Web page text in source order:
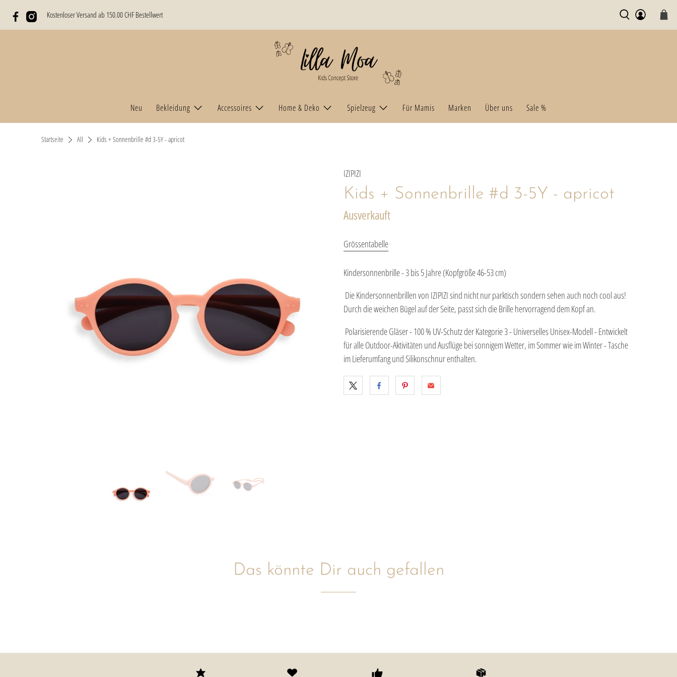
Kostenloser Versand ab 150.00 CHF Bestellwert
Neu Bekleidung Accessoires Home & Deko Spielzeug Für Mamis Marken Über uns Sale %
Startseite All Kids + Sonnenbrille #d 3-5Y - apricot
IZIPIZI
Kids + Sonnenbrille #d 3-5Y - apricot
Ausverkauft
Grössentabelle
Kindersonnenbrille - 3 bis 5 Jahre (Kopfgröße 46-53 cm)
Die Kindersonnenbrillen von IZIPIZI sind nicht nur parktisch sondern sehen auch noch cool aus!
Durch die weichen Bügel auf der Seite, passt sich die Brille hervorragend dem Kopf an.
Polarisierende Gläser - 100 % UV-Schutz der Kategorie 3 - Universelles Unisex-Modell - Entwickelt
für alle Outdoor-Aktivitäten und Ausflüge bei sonnigem Wetter, im Sommer wie im Winter - Tasche
im Lieferumfang und Silikonschnur enthalten.
Das könnte Dir auch gefallen